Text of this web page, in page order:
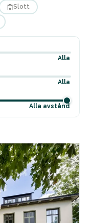
Slott
Alla
Alla
Alla avstånd